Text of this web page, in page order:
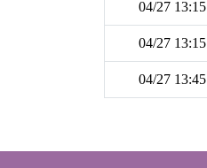
04/27 13:15
04/27 13:15
04/27 13:45